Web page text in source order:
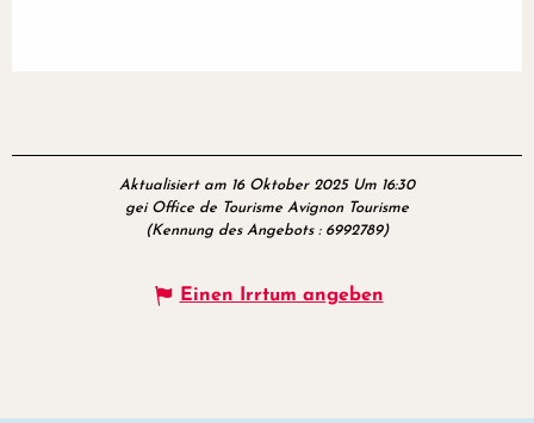
Aktualisiert am 16 Oktober 2025 Um 16:30
gei Office de Tourisme Avignon Tourisme
(Kennung des Angebots : 6992789)
Einen Irrtum angeben